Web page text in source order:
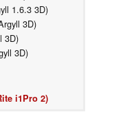
1.6.3 3D)
3D)
3D)
3D)
i1Pro 2)